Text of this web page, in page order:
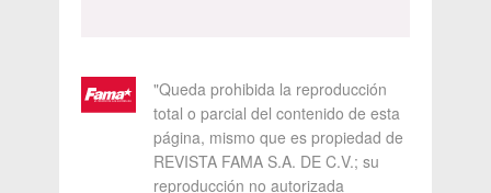
"Queda prohibida la reproducción
total o parcial del contenido de esta
página, mismo que es propiedad de
REVISTA FAMA S.A. DE C.V.; su
reproducción no autorizada